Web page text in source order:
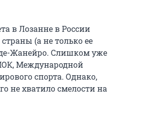
в Лозанне в России
(а не только ее
Жанейро. Слишком уже
Международной
спорта. Однако,
не хватило смелости на